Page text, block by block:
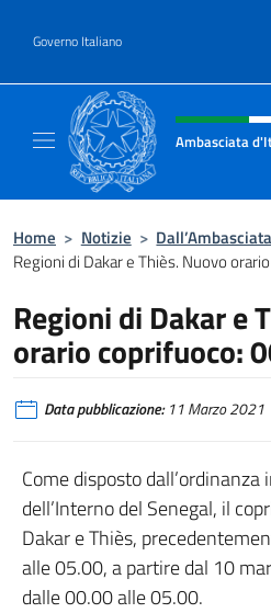
Governo Italiano
Intestazione sito,
Ambasciata
Home > Notizie > Dall’Ambasciata
Regioni di Dakar e Thiès. Nuovo
Regioni di Dakar e
orario coprifuoco:
Data pubblicazione:11 Marzo 2021
Come disposto
dell’Interno del Senegal, il
Dakar e Thiès,
alle 05.00, a partire dal 10
dalle 00.00 alle 05.00.